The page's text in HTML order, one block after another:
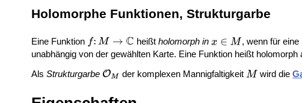
Holomorphe Funktionen, Strukturgarbe
Eine Funktion heißtholomorph in , wenn für eine
unabhängig von der gewählten Karte. Eine Funktion heißt holomorph
Als Strukturgarbe der komplexen Mannigfaltigkeit wird die